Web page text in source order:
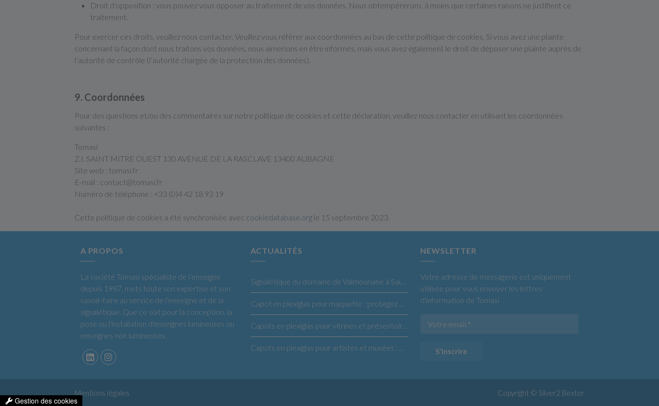
Droit d’opposition : vous pouvez vous opposer au traitement de vos données. Nous obtempérerons, à moins que certaines raisons ne justifient ce
traitement.
Pour exercer ces droits, veuillez nous contacter. Veuillez vous référer aux coordonnées au bas de cette politique de cookies. Si vous avez une plainte
concernant la façon dont nous traitons vos données, nous aimerions en être informés, mais vous avez également le droit de déposer une plainte auprès de
l’autorité de contrôle (l’autorité chargée de la protection des données).
9. Coordonnées
Pour des questions et/ou des commentaires sur notre politique de cookies et cette déclaration, veuillez nous contacter en utilisant les coordonnées
suivantes :
Tomasi
Z.I. SAINT MITRE OUEST 130 AVENUE DE LA RASCLAVE 13400 AUBAGNE
Site web : tomasi.fr
E-mail : contact@tomasi.fr
Numéro de téléphone : +33 (0)4 42 18 93 19
Cette politique de cookies a été synchronisée avec cookiedatabase.org le 15 septembre 2023.
A PROPOS
La société Tomasi spécialiste de l’enseigne
depuis 1987, mets toute son expertise et son
savoir-faire au service de l’enseigne et de la
signalétique. Que ce soit pour la conception, la
pose ou l'installation d'enseignes lumineuses ou
enseignes non lumineuses.
ACTUALITÉS
Signalétique du domaine de Valmouriane à Saint-Rémy de Provence
Capot en plexiglas pour maquette : protégez et sublimez vos créations
Capots en plexiglas pour vitrines et présentoirs : la solution idéale pour vos produits
Capots en plexiglas pour artistes et musées : protégez et exposez vos œuvres en toute confiance
NEWSLETTER
Votre adresse de messagerie est uniquement
utilisée pour vous envoyer les lettres
d'information de Tomasi
S'inscrire
Mentions légales Copyright © Silver2 Bexter
Gestion des cookies